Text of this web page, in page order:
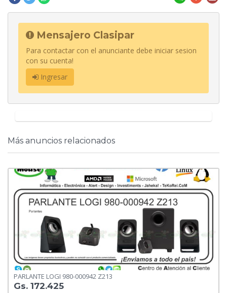
Mensajero Clasipar
Para contactar con el anunciante debe iniciar sesion
con su cuenta!
Ingresar
Más anuncios relacionados
PARLANTE LOGI 980-000942 Z213
Gs. 172.425